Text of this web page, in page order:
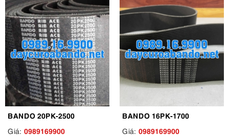
BANDO 20PK-2500
Giá: 0989169900
BANDO 16PK-1700
Giá: 0989169900